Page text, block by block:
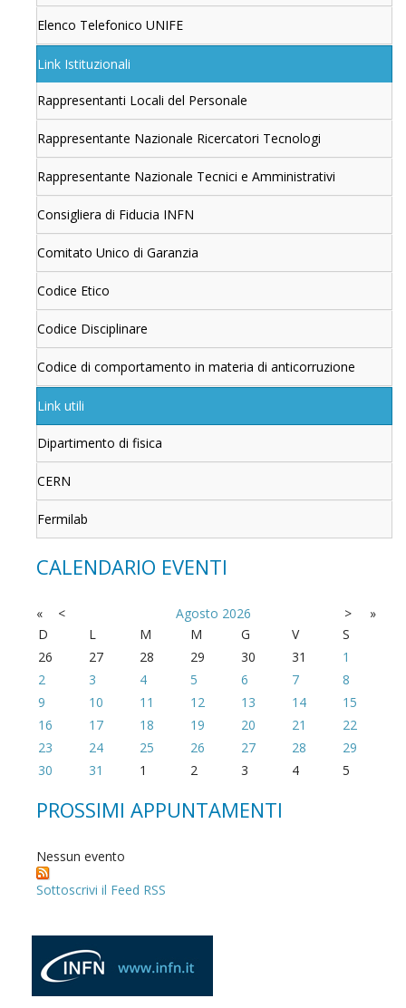
Elenco Telefonico UNIFE
Link Istituzionali
Rappresentanti Locali del Personale
Rappresentante Nazionale Ricercatori Tecnologi
Rappresentante Nazionale Tecnici e Amministrativi
Consigliera di Fiducia INFN
Comitato Unico di Garanzia
Codice Etico
Codice Disciplinare
Codice di comportamento in materia di anticorruzione
Link utili
Dipartimento di fisica
CERN
Fermilab
CALENDARIO EVENTI
« < Agosto 2026 >
»
D
L M M G V
S
26
27 28 29 30 31
1
2
3 4 5 6 7
8
9
10 11 12 13 14
15
16
17 18 19 20 21
22
23
24 25 26 27 28
29
30
31 1 2 3 4 5
PROSSIMI APPUNTAMENTI
Nessun evento
Sottoscrivi il Feed RSS